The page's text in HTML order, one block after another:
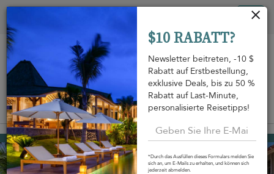
Auf der Karte anzeigen
Habaraduwa von945 USD
10-Rabatt
$10 RABATT?
Newsletter beitreten, -10 $
Rabatt auf Erstbestellung,
exklusive Deals, bis zu 50 %
Rabatt auf Last-Minute,
personalisierte Reisetipps!
*Durch das Ausfüllen dieses Formulars melden Sie
sich an, um E-Mails zu erhalten, und können sich
jederzeit abmelden.
Cookie-Einstellungen